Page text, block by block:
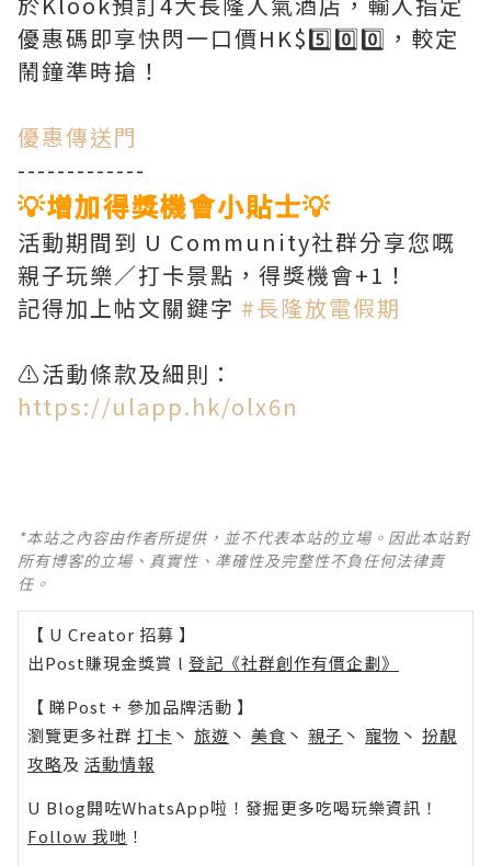
優惠碼即享快閃一口價HK$5️⃣0️⃣0️⃣，較定
鬧鐘準時搶！
優惠傳送門
-------------
💡增加得獎機會小貼士💡
活動期間到 U Community社群分享您嘅
親子玩樂／打卡景點，得獎機會+1！
記得加上帖文關鍵字 #長隆放電假期
⚠️活動條款及細則：
https://ulapp.hk/olx6n
*本站之內容由作者所提供，並不代表本站的立場。因此本站對
所有博客的立場、真實性、準確性及完整性不負任何法律責
任。
【 U Creator 招募 】
出Post賺現金獎賞 l 登記《社群創作有價企劃》
【 睇Post + 參加品牌活動 】
瀏覽更多社群 打卡 丶 旅遊 丶 美食 丶 親子 丶 寵物 丶 扮靚
攻略及 活動情報
U Blog開咗WhatsApp啦！發掘更多吃喝玩樂資訊！
Follow 我哋 ！